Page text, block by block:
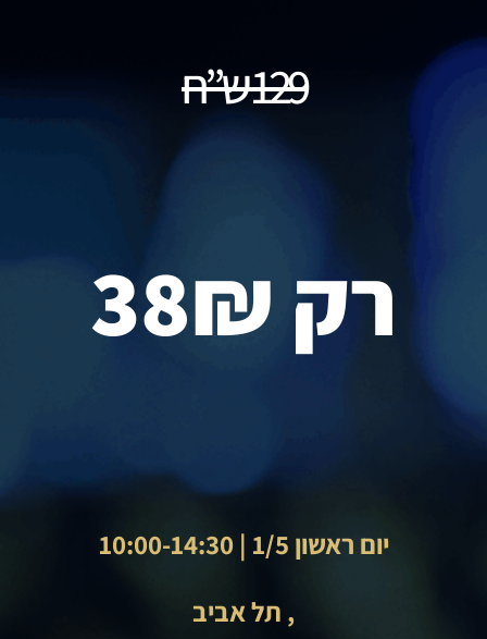
129 ש”ח
רק 38₪
יום ראשון 1/5 | 10:00-14:30
, תל אביב